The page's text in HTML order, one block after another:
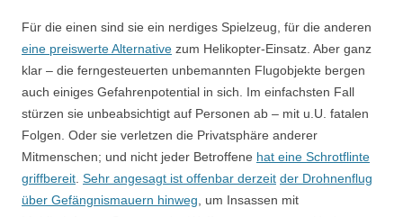
Für die einen sind sie ein nerdiges Spielzeug, für die anderen
eine preiswerte Alternative zum Helikopter-Einsatz. Aber ganz
klar – die ferngesteuerten unbemannten Flugobjekte bergen
auch einiges Gefahrenpotential in sich. Im einfachsten Fall
stürzen sie unbeabsichtigt auf Personen ab – mit u.U. fatalen
Folgen. Oder sie verletzen die Privatsphäre anderer
Mitmenschen; und nicht jeder Betroffene hat eine Schrotflinte
griffbereit Sehr angesagt ist offenbar derzeit der Drohnenflug
über Gefängnismauern hinweg , um Insassen mit